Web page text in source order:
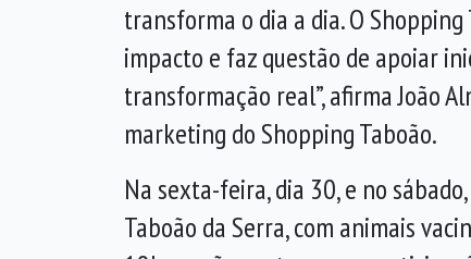
transforma o dia a dia. O
impacto e faz questão de apoiar
transformação real”, afirma João
marketing do Shopping Taboão.
Na sexta-feira, dia 30, e no
Taboão da Serra, com animais